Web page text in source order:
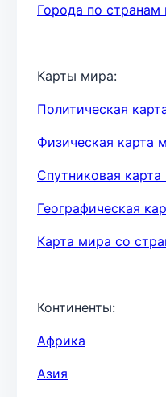
Города по странам
Карты мира:
Политическая
Физическая карта
Спутниковая
Географическая
Карта мира со
Континенты:
Африка
Азия